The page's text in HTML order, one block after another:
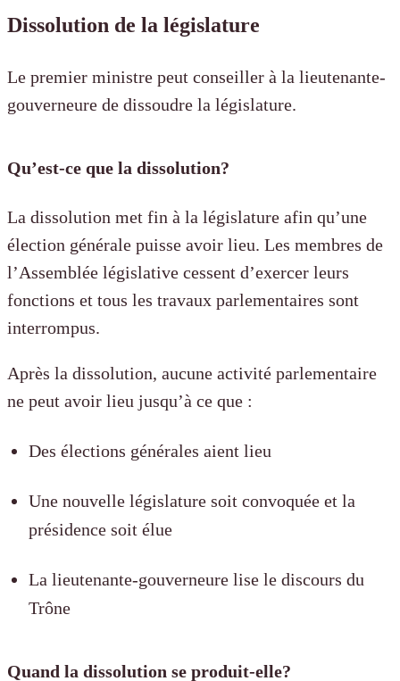
Dissolution de la législature
Le premier ministre peut conseiller à la lieutenante-
gouverneure de dissoudre la législature.
Qu’est-ce que la dissolution?
La dissolution met fin à la législature afin qu’une
élection générale puisse avoir lieu. Les membres de
l’Assemblée législative cessent d’exercer leurs
fonctions et tous les travaux parlementaires sont
interrompus.
Après la dissolution, aucune activité parlementaire
ne peut avoir lieu jusqu’à ce que :
Des élections générales aient lieu
Une nouvelle législature soit convoquée et la
présidence soit élue
La lieutenante-gouverneure lise le discours du
Trône
Quand la dissolution se produit-elle?